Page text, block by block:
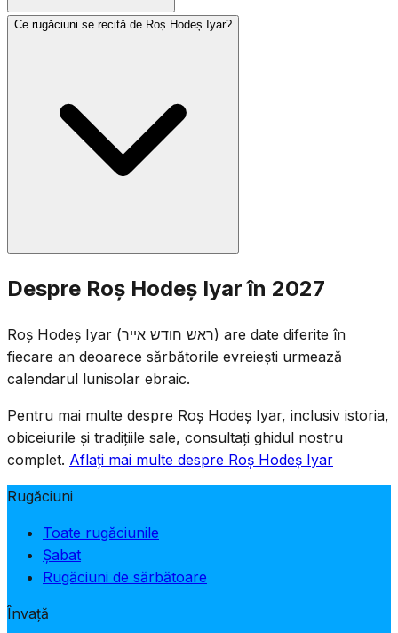
Israel, Yom HaZikaron (4) și Yom HaAtzmaut (5) cad de
asemenea în Iyar. Luna este asociată cu vindecarea —
literele ebraice ale numelui Iyar formează acronimul 'Ani
Hașem Rofecha' (Eu sunt Domnul, vindecătorul tău).
Ce rugăciuni se recită de Roș Hodeș Iyar?
Se recită rugăciunile standard de Roș Hodeș: jumătate
din Halel, Ya'ale V'Yavo, lectura din Tora și Musaf.
Deoarece Roș Hodeș Iyar cade în perioada Omerului,
numărarea Omerului continuă la serviciile de seară.
Obiceiurile de semi-doliu ale Omerului rămân în vigoare
Despre Roș Hodeș Iyar în 2027
Roș Hodeș Iyar (ראש חודש אייר) are date diferite în
fiecare an deoarece sărbătorile evreiești urmează
calendarul lunisolar ebraic.
Pentru mai multe despre Roș Hodeș Iyar, inclusiv istoria,
obiceiurile și tradițiile sale, consultați ghidul nostru
complet. Aflați mai multe despre Roș Hodeș Iyar
Rugăciuni
Toate rugăciunile
Șabat
Rugăciuni de sărbătoare
Învață